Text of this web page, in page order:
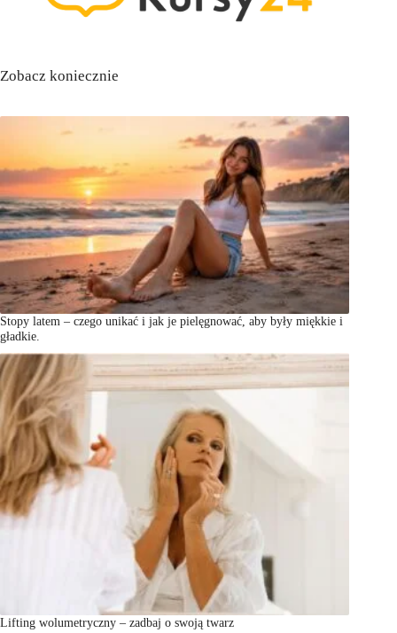
Zobacz koniecznie
Stopy latem – czego unikać i jak je pielęgnować, aby były miękkie i
gładkie.
Lifting wolumetryczny – zadbaj o swoją twarz